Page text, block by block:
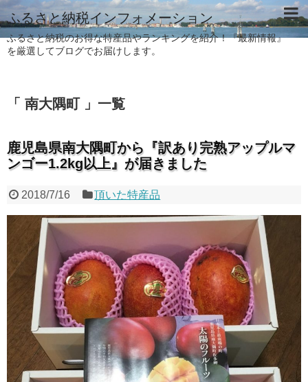
ふるさと納税インフォメーション
ふるさと納税のお得な特産品やランキングを紹介！『最新情報』
を厳選してブログでお届けします。
「 南大隅町 」一覧
鹿児島県南大隅町から『訳あり完熟アップルマ
ンゴー1.2kg以上』が届きました
2018/7/16 頂いた特産品